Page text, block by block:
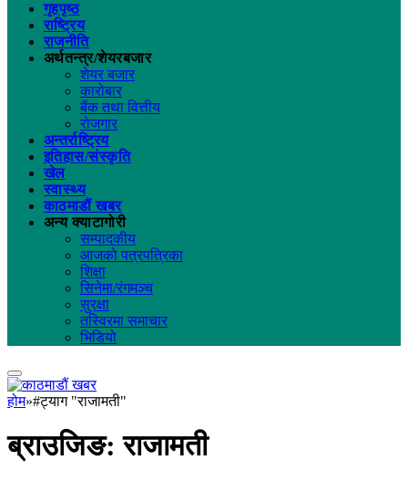
गृहपृष्ठ
राष्ट्रिय
राजनीति
अर्थतन्त्र/शेयरबजार
शेयर बजार
कारोबार
बैंक तथा वित्तीय
रोजगार
अन्तर्राष्ट्रिय
इतिहास/संस्कृति
खेल
स्वास्थ्य
काठमाडौं खबर
अन्य क्याटागोरी
सम्पादकीय
आजको पत्रपत्रिका
शिक्षा
सिनेमा/रंगमञ्च
सुरक्षा
तस्विरमा समाचार
भिडियो
होम»#ट्याग "राजामती"
ब्राउजिङ:राजामती